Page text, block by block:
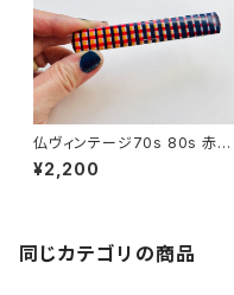
仏ヴィンテージ70s 80s 赤ブ
ルーチェック 髪留めバレッタ
¥2,200
同じカテゴリの商品